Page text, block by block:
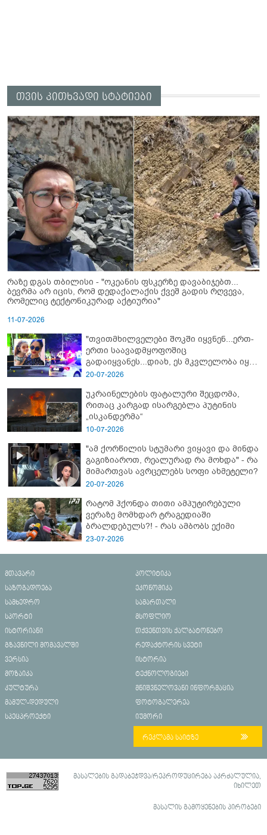
თვის კითხვადი სტატიები
რაზე დგას თბილისი - "ოკეანის ფსკერზე დავაბიჯებთ...
ბევრმა არ იცის, რომ დედაქალაქის ქვეშ გადის რღვევა,
რომელიც ტექტონიკურად აქტიურია"
11-07-2026
"თვითმხილველები შოკში იყვნენ...ერთ-
ერთი საავადმყოფოშიც
გადაიყვანეს...დიახ, ეს მკვლელობა იყო"
- გორში დატრიალებული ტრაგედიის
20-07-2026
უკრაინელების ფატალური შეცდომა,
რითაც კარგად ისარგებლა პუტინის
„ისკანდერმა“
10-07-2026
"ამ ქორწილის სტუმარი ვიყავი და მინდა
გაგიზიაროთ, რეალურად რა მოხდა" - რა
მიმართვას ავრცელებს სოფი ახმეტელი?
20-07-2026
რატომ ჰქონდა თითი ამპუტირებული
ვერაზე მომხდარ ტრაგედიაში
ბრალდებულს?! - რას ამბობს ექიმი
23-07-2026
მთავარი
პოლიტიკა
საზოგადოება
ეკონომიკა
სამხედრო
სამართალი
სპორტი
მსოფლიო
ისტორიანი
თქვენთვის ქალბატონებო
გზავნილი მომავალში
რედაქტორის სვეტი
ვერსია
ისტორია
მოზაიკა
ტექნოლოგიები
კულტურა
მნიშვნელოვანი ინფორმაცია
მამულ-დედული
ფოტოგალერეა
სპეცპროექტი
იუმორი
რეკლამა საიტზე
მასალების გადაბეჭდვა/რეპროდუცირება აკრძალულია,
იხილეთ
მასალის გამოყენების პირობები